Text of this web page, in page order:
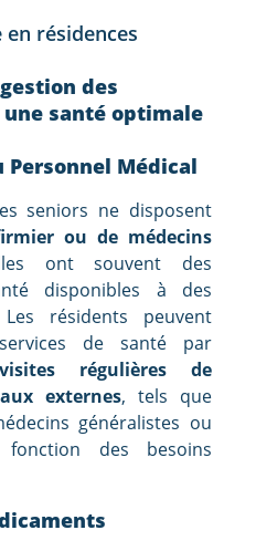
résidences
des
santé optimale
Médical
seniors ne disposent
ou de médecins
ont souvent des
disponibles à des
résidents peuvent
de santé par
visites régulières de
externes, tels que
généralistes ou
des besoins